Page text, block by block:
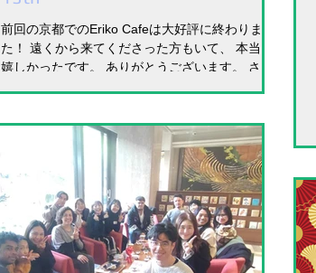
前回の京都でのEriko Cafeは大好評に終わりまし
た！ 遠くから来てくださった方もいて、 本当に
嬉しかったです。 ありがとうございます。 さ